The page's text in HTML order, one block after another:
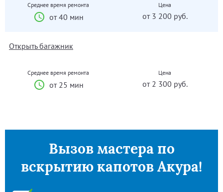
Среднее время ремонта
от 40 мин
Цена
от 3 200 руб.
Открыть багажник
Среднее время ремонта
от 25 мин
Цена
от 2 300 руб.
Вызов мастера по
вскрытию капотов Акура!